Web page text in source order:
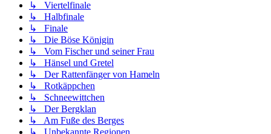
↳ Viertelfinale
↳ Halbfinale
↳ Finale
↳ Die Böse Königin
↳ Vom Fischer und seiner Frau
↳ Hänsel und Gretel
↳ Der Rattenfänger von Hameln
↳ Rotkäppchen
↳ Schneewittchen
↳ Der Bergklan
↳ Am Fuße des Berges
↳ Unbekannte Regionen